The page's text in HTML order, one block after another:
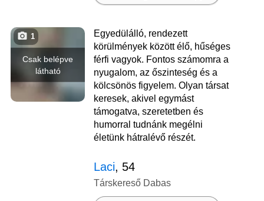
Csak belépve
látható
1
Egyedülálló, rendezett
körülmények között élő, hűséges
férfi vagyok. Fontos számomra a
nyugalom, az őszinteség és a
kölcsönös figyelem. Olyan társat
keresek, akivel egymást
támogatva, szeretetben és
humorral tudnánk megélni
életünk hátralévő részét.
Laci, 54
Társkereső Dabas